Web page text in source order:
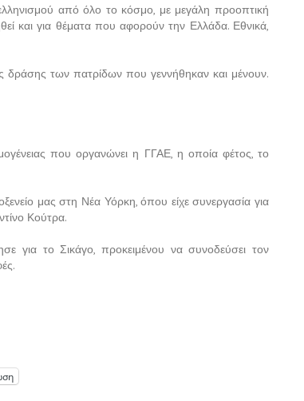
από όλο το κόσμο, με μεγάλη προοπτική
και για θέματα που αφορούν την Ελλάδα. Εθνικά,
δράσης των πατρίδων που γεννήθηκαν και μένουν.
που οργανώνει η ΓΓΑΕ, η οποία φέτος, το
μας στη Νέα Υόρκη, όπου είχε συνεργασία για
Κούτρα.
το Σικάγο, προκειμένου να συνοδεύσει τον